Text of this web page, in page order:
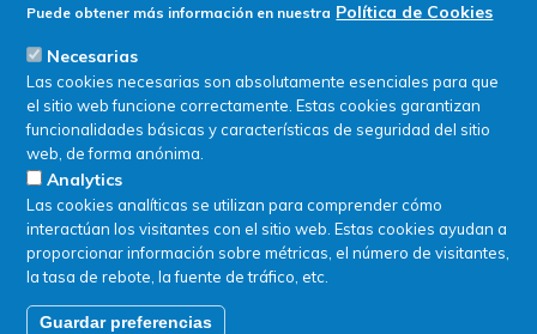
Buscar en tienda
Puede obtener más información en nuestra Política de Cookies
Necesarias
Las cookies necesarias son absolutamente esenciales para que
el sitio web funcione correctamente. Estas cookies garantizan
funcionalidades básicas y características de seguridad del sitio
web, de forma anónima.
Analytics
Las cookies analíticas se utilizan para comprender cómo
interactúan los visitantes con el sitio web. Estas cookies ayudan a
proporcionar información sobre métricas, el número de visitantes,
la tasa de rebote, la fuente de tráfico, etc.
Guardar preferencias